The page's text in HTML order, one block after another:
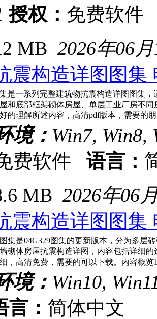
授权： 免费软
MB 2026年06
震构造详图图集
集是一系列完整建筑物抗震构造详图图集
和底部框架砌体房屋、单层工业厂房不
的理解所述内容，高清pdf版本，需要的
境： Win7, Win8,
费软件 语言：
MB 2026年06
震构造详图图集
图集是04G329图集的更新版本，分为多层
砌体房屋抗震构造详图，内容包括详细
，高清免费，需要的可以下载。内容概
境： Win10,
言： 简体中文